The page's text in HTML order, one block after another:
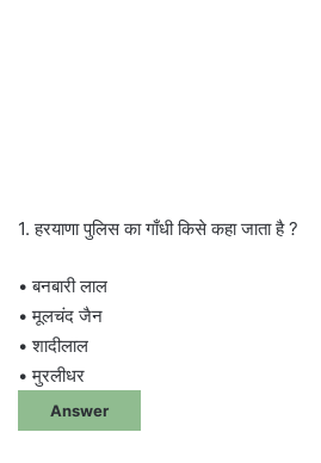
1. हरयाणा पुलिस का गाँधी किसे कहा जाता है ?
• बनबारी लाल
• मूलचंद जैन
• शादीलाल
• मुरलीधर
Answer